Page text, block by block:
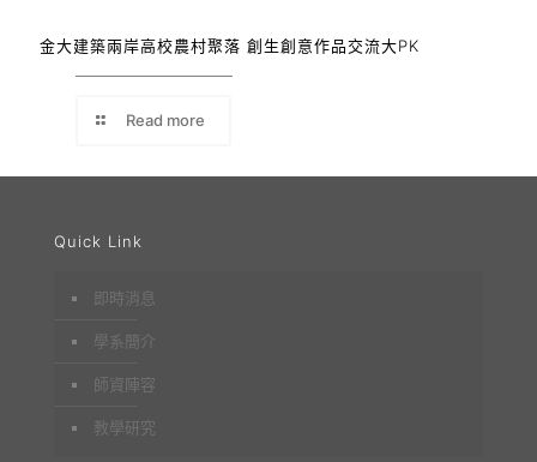
金大建築兩岸高校農村聚落 創生創意作品交流大PK
Read more
Quick Link
即時消息
學系簡介
師資陣容
教學研究